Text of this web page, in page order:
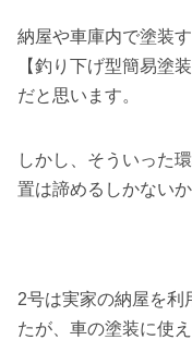
納屋や車庫内で塗装
【釣り下げ型簡易塗
だと思います。
しかし、そういった
置は諦めるしかない
2号は実家の納屋を利
たが、車の塗装に使